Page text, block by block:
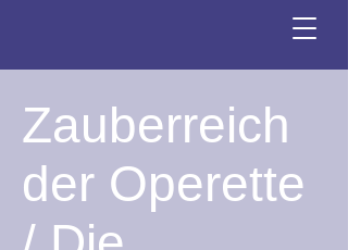
Zauberreich
der Operette